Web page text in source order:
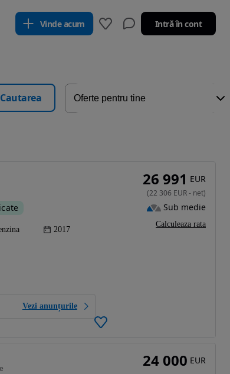
Vinde acum Intră în cont
2017
Vezi anunțurile
26 991 EUR
(22 306 EUR- net)
Sub medie
Calculeaza rata
24 000 EUR